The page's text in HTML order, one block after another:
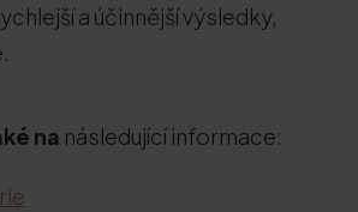
a účinnější výsledky,
na následující informace: